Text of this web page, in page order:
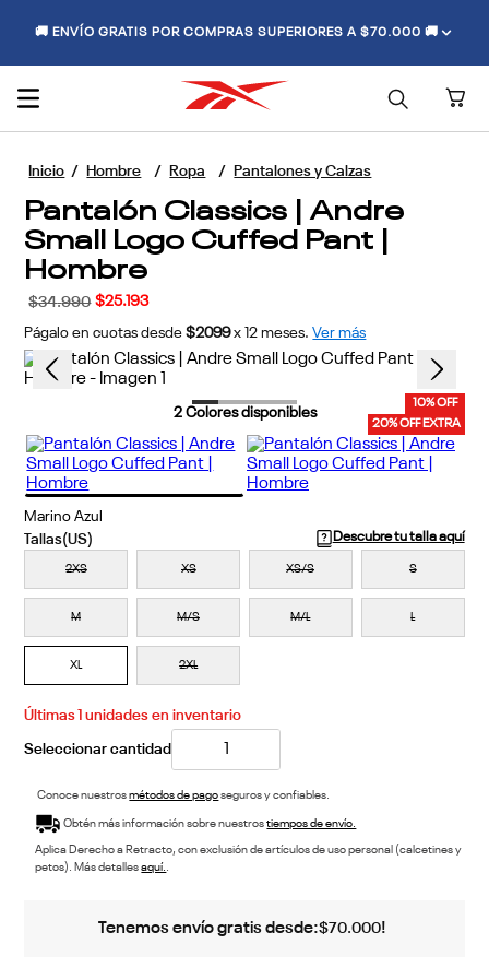
🚚 ENVÍO GRATIS POR COMPRAS SUPERIORES A $70.000 🚚
Hombre Ropa Pantalones y Calzas
Pantalón Classics | Andre
Small Logo Cuffed Pant |
Hombre
$34.990 $25.193
Págalo en cuotas desde $2099 x 12 meses. Ver más
10% OFF
20% OFF EXTRA
2Colores disponibles
Marino Azul
Descubre tu talla aquí
2XS XS XS/S S
M M/S M/L L
XL 2XL
Últimas unidades en inventario
Conoce nuestrosmétodos de pagoseguros y confiables.
Obtén más información sobre nuestrostiempos de envío.
Aplica Derecho a Retracto, con exclusión de artículos de uso personal (calcetines y
petos). Más detallesaquí..
Tenemos envío gratis desde:$70.000!